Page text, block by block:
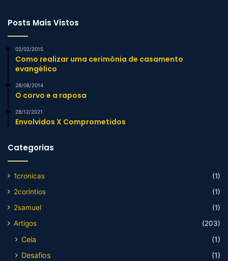
Posts Mais Vistos
02/02/2015
Como realizar uma cerimônia de casamento
evangélico
28/08/2014
O corvo e a raposa
28/12/2021
Envolvidos X Comprometidos
Categorias
1cronicas
(1)
2corintios
(1)
2samuel
(1)
Artigos
(203)
Ceia
(1)
Desafios
(1)